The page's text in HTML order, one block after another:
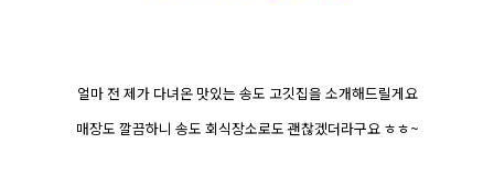
얼마 전 제가 다녀온 맛있는 송도 고깃집을 소개해드릴게요
매장도 깔끔하니 송도 회식장소로도 괜찮겠더라구요 ㅎㅎ~